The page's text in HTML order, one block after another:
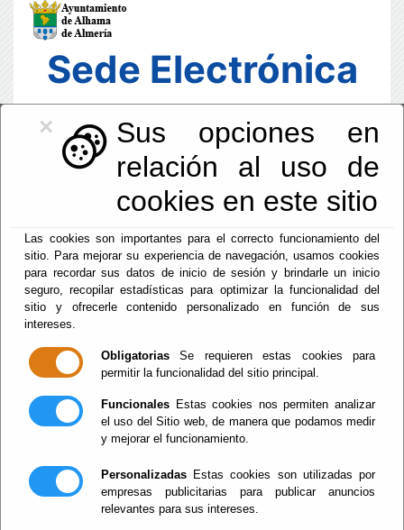
×
Sus opciones en
relación al uso de
cookies en este sitio
Las cookies son importantes para el correcto funcionamiento del
sitio. Para mejorar su experiencia de navegación, usamos cookies
para recordar sus datos de inicio de sesión y brindarle un inicio
seguro, recopilar estadísticas para optimizar la funcionalidad del
sitio y ofrecerle contenido personalizado en función de sus
intereses.
Obligatorias Se requieren estas cookies para
permitir la funcionalidad del sitio principal.
Funcionales Estas cookies nos permiten analizar
el uso del Sitio web, de manera que podamos medir
y mejorar el funcionamiento.
Personalizadas Estas cookies son utilizadas por
empresas publicitarias para publicar anuncios
relevantes para sus intereses.
Sede Electrónica
22:51:30
Vie, 7 Agosto 2026
- Tablón de anuncios
Tablón de